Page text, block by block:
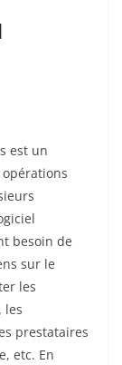
est un
opérations
besoin de
sur le
les
les
prestataires
etc. En